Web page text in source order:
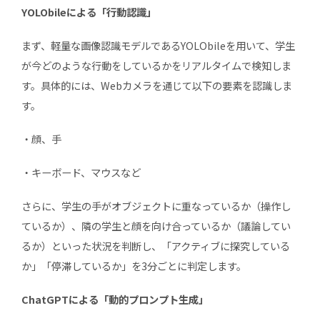
YOLObileによる「行動認識」
まず、軽量な画像認識モデルであるYOLObileを用いて、学生
が今どのような行動をしているかをリアルタイムで検知しま
す。具体的には、Webカメラを通じて以下の要素を認識しま
す。
・顔、手
・キーボード、マウスなど
さらに、学生の手がオブジェクトに重なっているか（操作し
ているか）、隣の学生と顔を向け合っているか（議論してい
るか）といった状況を判断し、「アクティブに探究している
か」「停滞しているか」を3分ごとに判定します。
ChatGPTによる「動的プロンプト生成」